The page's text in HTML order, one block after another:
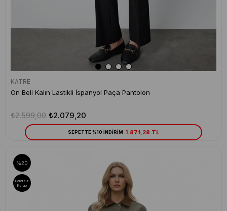
KATRE
On Beli Kalın Lastikli İspanyol Paça Pantolon
₺2.079,20
₺2.599,00
SEPETTE %10 İNDİRİM 1.871,28 TL
%20
Ücretsiz
Kargo